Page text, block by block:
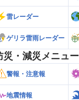
雷レーダー
ゲリラ雷雨レーダー
災・減災メニュー
警報・注意報
地震情報